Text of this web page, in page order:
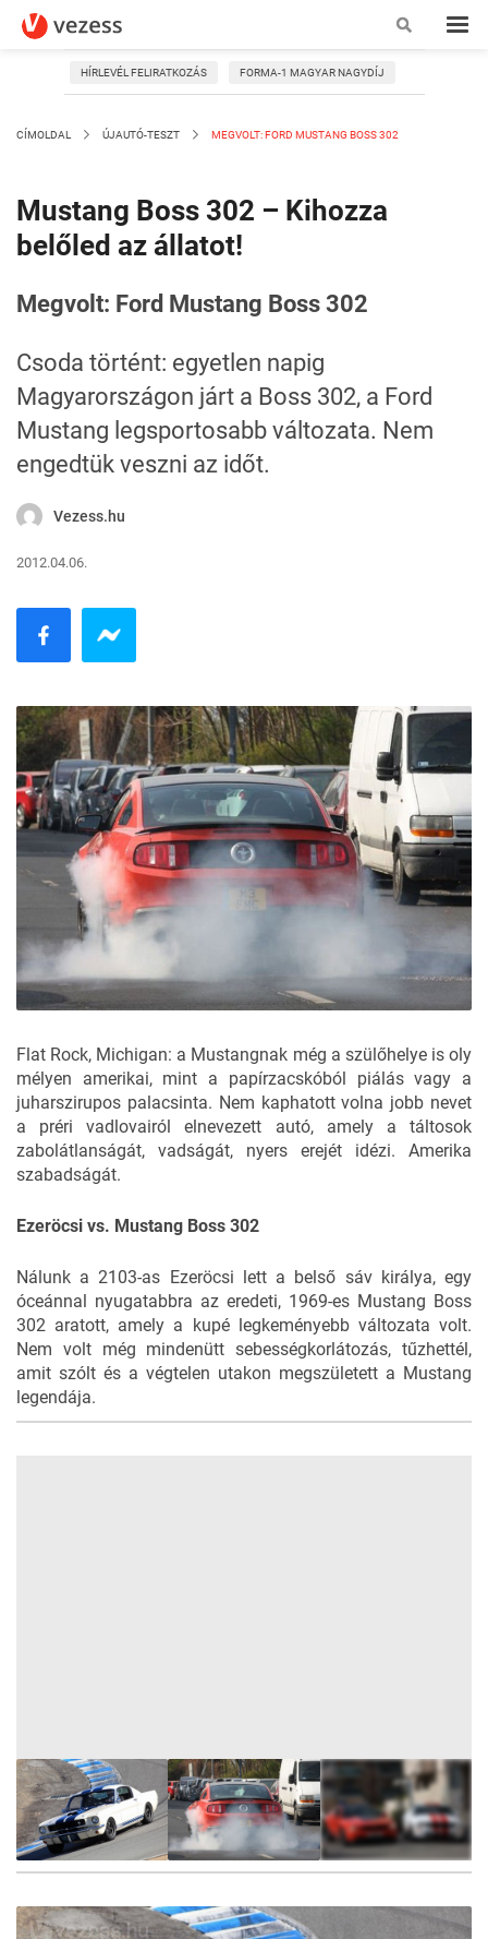
HÍRLEVÉL FELIRATKOZÁS FORMA-1 MAGYAR NAGYDÍJ
CÍMOLDAL ÚJAUTÓ-TESZT MEGVOLT: FORD MUSTANG BOSS 302
Mustang Boss 302 – Kihozza
belőled az állatot!
Megvolt: Ford Mustang Boss 302
Csoda történt: egyetlen napig
Magyarországon járt a Boss 302, a Ford
Mustang legsportosabb változata. Nem
engedtük veszni az időt.
Vezess.hu
2012.04.06.
Flat Rock, Michigan: a Mustangnak még a szülőhelye is oly
mélyen amerikai, mint a papírzacskóból piálás vagy a
juharszirupos palacsinta. Nem kaphatott volna jobb nevet
a préri vadlovairól elnevezett autó, amely a táltosok
zabolátlanságát, vadságát, nyers erejét idézi. Amerika
szabadságát.
Ezeröcsi vs. Mustang Boss 302
Nálunk a 2103-as Ezeröcsi lett a belső sáv királya, egy
óceánnal nyugatabbra az eredeti, 1969-es Mustang Boss
302 aratott, amely a kupé legkeményebb változata volt.
Nem volt még mindenütt sebességkorlátozás, tűzhettél,
amit szólt és a végtelen utakon megszületett a Mustang
legendája.